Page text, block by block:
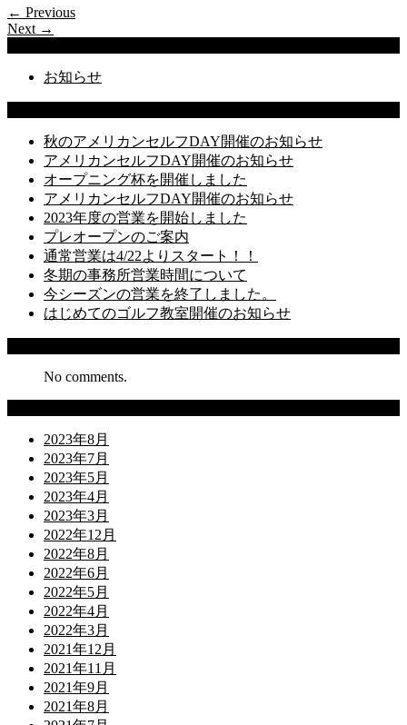
← Previous
Next →
お知らせ
秋のアメリカンセルフDAY開催のお知らせ
アメリカンセルフDAY開催のお知らせ
オープニング杯を開催しました
アメリカンセルフDAY開催のお知らせ
2023年度の営業を開始しました
プレオープンのご案内
通常営業は4/22よりスタート！！
冬期の事務所営業時間について
今シーズンの営業を終了しました。
はじめてのゴルフ教室開催のお知らせ
No comments.
2023年8月
2023年7月
2023年5月
2023年4月
2023年3月
2022年12月
2022年8月
2022年6月
2022年5月
2022年4月
2022年3月
2021年12月
2021年11月
2021年9月
2021年8月